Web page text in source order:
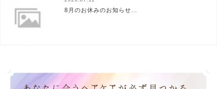
8月のお休みのお知らせ...